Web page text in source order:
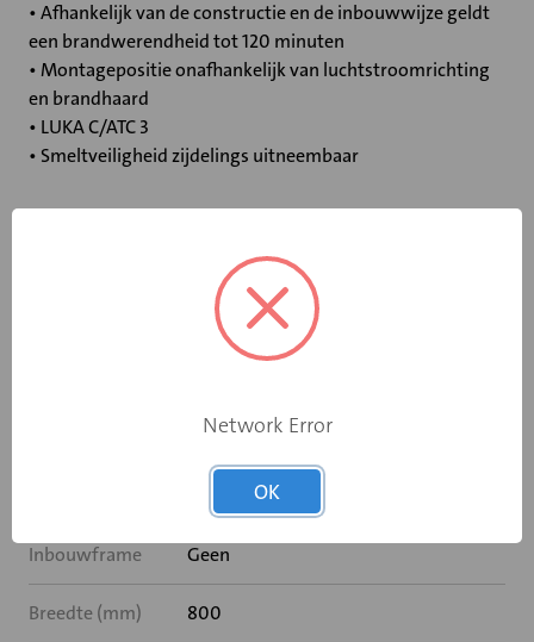
• Afhankelijk van de constructie en de inbouwwijze geldt
een brandwerendheid tot 120 minuten
• Montagepositie onafhankelijk van luchtstroomrichting
en brandhaard
• LUKA C/ATC 3
• Smeltveiligheid zijdelings uitneembaar
Elektromotor 24 V
Inbouwframe Geen
Breedte (mm) 800
Network Error
OK